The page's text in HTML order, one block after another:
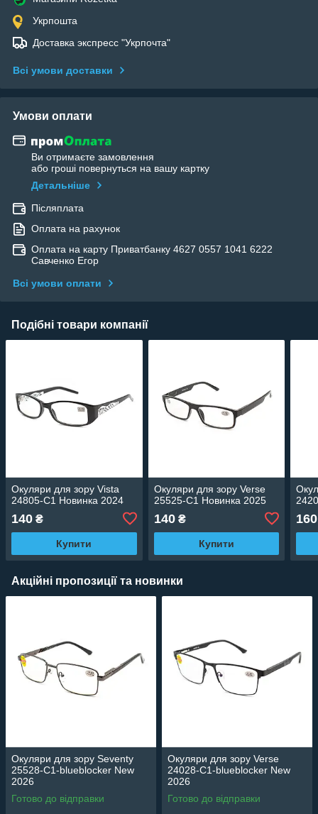
Укрпошта
Доставка экспресс "Укрпочта"
Всі умови доставки
Умови оплати
Ви отримаєте замовлення
або гроші повернуться на вашу картку
Детальніше
Післяплата
Оплата на рахунок
Оплата на карту Приватбанку 4627 0557 1041 6222
Савченко Егор
Всі умови оплати
Подібні товари компанії
Окуляри для зору Vista
24805-C1 Новинка 2024
140 ₴
Купити
Окуляри для зору Verse
25525-C1 Новинка 2025
140₴
Купити
160
Акційні пропозиції та новинки
Окуляри для зору Seventy
25528-C1-blueblocker New
2026
Готово до відправки
Окуляри для зору Verse
24028-C1-blueblocker New
2026
Готово до відправки